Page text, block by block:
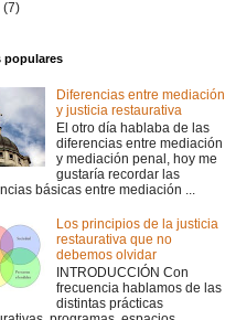
(7)
populares
Diferencias entre mediación
y justicia restaurativa
El otro día hablaba de las
diferencias entre mediación
y mediación penal, hoy me
gustaría recordar las
básicas entre mediación ...
Los principios de la justicia
restaurativa que no
debemos olvidar
INTRODUCCIÓN Con
frecuencia hablamos de las
distintas prácticas